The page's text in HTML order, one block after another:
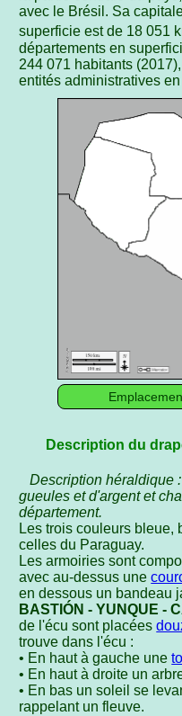
avec le Brésil. Sa
superficie est de 18 051
départements en
244 071 habitants
entités administratives
Description du
Description héraldique :
gueules et d'argent et
département.
Les trois couleurs bleue,
celles du Paraguay.
Les armoiries sont
avec au-dessus une
en dessous un bandeau
BASTIÓN - YUNQUE -
de l'écu sont placées
trouve dans l'écu :
• En haut à gauche une
• En haut à droite un
• En bas un soleil se
rappelant un fleuve.